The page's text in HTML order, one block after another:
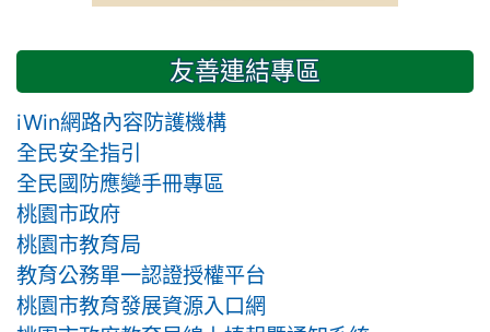
友善連結專區
iWin網路內容防護機構
全民安全指引
全民國防應變手冊專區
桃園市政府
桃園市教育局
教育公務單一認證授權平台
桃園市教育發展資源入口網